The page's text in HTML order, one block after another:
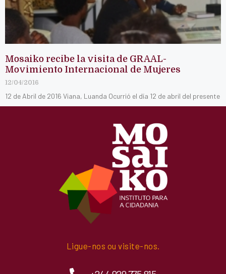
Mosaiko recibe la visita de GRAAL-
Movimiento Internacional de Mujeres
12/04/2016
12 de Abril de 2016 Viana, Luanda Ocurrió el día 12 de abril del presente
Ligue-nos ou visite-nos.